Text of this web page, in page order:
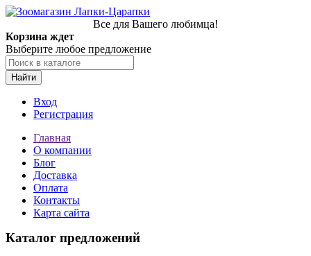
Все для Вашего любимца!
Корзина ждет
Выберите любое предложение
Найти
Вход
Регистрация
Главная
О компании
Блог
Доставка
Оплата
Контакты
Карта сайта
Каталог предложений